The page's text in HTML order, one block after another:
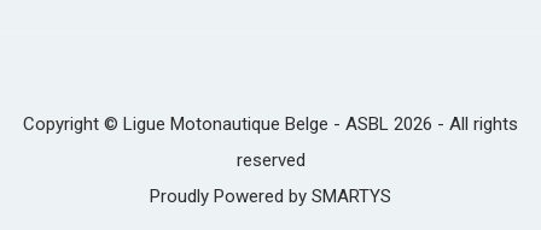
Copyright © Ligue Motonautique Belge - ASBL 2026 - All rights
reserved
Proudly Powered by SMARTYS